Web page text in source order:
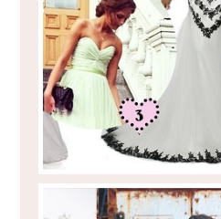
SE EU FOSSE